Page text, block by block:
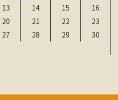
13 14 15
16
20 21 22
23
27 28 29
30